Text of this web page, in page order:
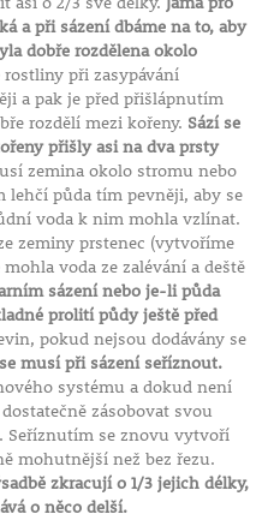
a při sázení dbáme na to, aby
dobře rozdělena okolo
při zasypávání
a pak je před přišlápnutím
rozdělí mezi kořeny. Sází se
přišly asi na dva prsty
zemina okolo stromu nebo
lehčí půda tím pevněji, aby se
voda k nim mohla vzlínat.
zeminy prstenec (vytvoříme
voda ze zalévání a deště
sázení nebo je-li půda
prolití půdy ještě před
pokud nejsou dodávány se
se musí při sázení seříznout.
systému a dokud není
zásobovat svou
Seříznutím se znovu vytvoří
mohutnější než bez řezu.
zkracují o 1/3 jejich délky,
o něco delší.